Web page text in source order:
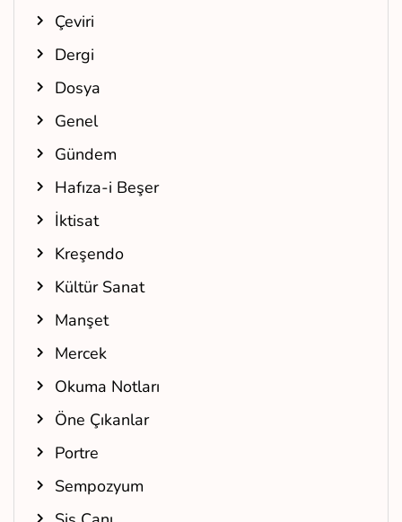
Çeviri
Dergi
Dosya
Genel
Gündem
Hafıza-i Beşer
İktisat
Kreşendo
Kültür Sanat
Manşet
Mercek
Okuma Notları
Öne Çıkanlar
Portre
Sempozyum